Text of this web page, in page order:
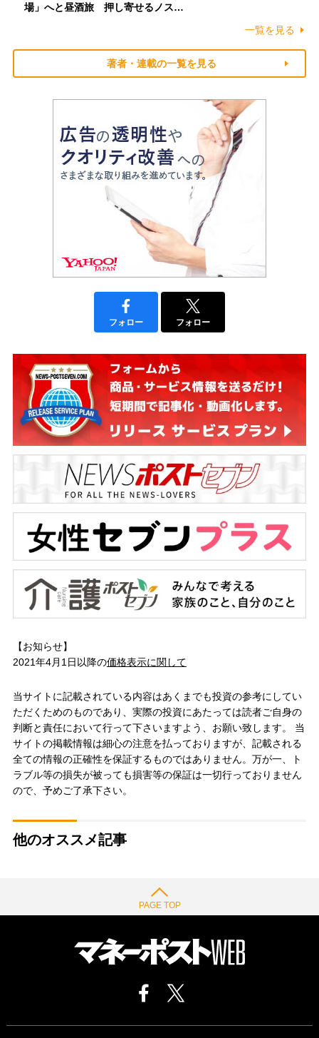
場」へと昼酒旅 押し寄せるノス…
一覧を見る
著者・連載の一覧を見る
フォロー フォロー
【お知らせ】
2021年4月1日以降の価格表示に関して
当サイトに記載されている内容はあくまでも投資の参考にしてい
ただくためのものであり、実際の投資にあたっては読者ご自身の
判断と責任において行って下さいますよう、お願い致します。 当
サイトの掲載情報は細心の注意を払っておりますが、記載される
全ての情報の正確性を保証するものではありません。万が一、ト
ラブル等の損失が被っても損害等の保証は一切行っておりません
ので、予めご了承下さい。
他のオススメ記事
PAGE TOP